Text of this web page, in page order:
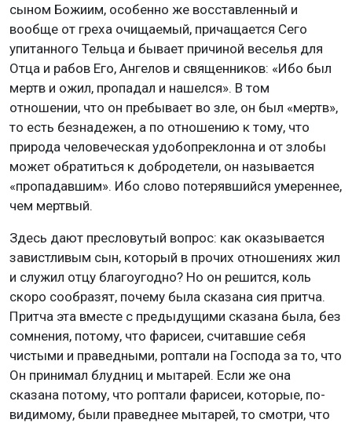
сыном Божиим, особенно же восставленный и
вообще от греха очищаемый, причащается Сего
упитанного Тельца и бывает причиной веселья для
Отца и рабов Его, Ангелов и священников: «Ибо был
мертв и ожил, пропадал и нашелся». В том
отношении, что он пребывает во зле, он был «мертв»,
то есть безнадежен, а по отношению к тому, что
природа человеческая удобопреклонна и от злобы
может обратиться к добродетели, он называется
«пропадавшим». Ибо слово потерявшийся умереннее,
чем мертвый.
Здесь дают пресловутый вопрос: как оказывается
завистливым сын, который в прочих отношениях жил
и служил отцу благоугодно? Но он решится, коль
скоро сообразят, почему была сказана сия притча.
Притча эта вместе с предыдущими сказана была, без
сомнения, потому, что фарисеи, считавшие себя
чистыми и праведными, роптали на Господа за то, что
Он принимал блудниц и мытарей. Если же она
сказана потому, что роптали фарисеи, которые, по-
видимому, были праведнее мытарей, то смотри, что